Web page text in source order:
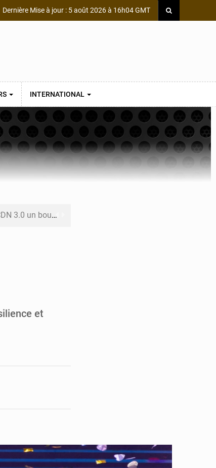
Dernière Mise à jour : 5 août 2026 à 16h04 GMT
INTERNATIONAL
économique
2026-2030
et